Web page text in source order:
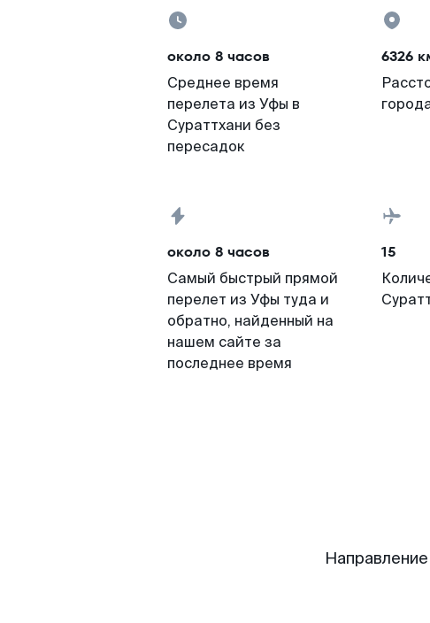
около 8 часов
Среднее время
перелета из Уфы в
Сураттхани без
пересадок
6326
около 8 часов
Самый быстрый прямой
перелет из Уфы туда и
обратно, найденный на
нашем сайте за
последнее время
15